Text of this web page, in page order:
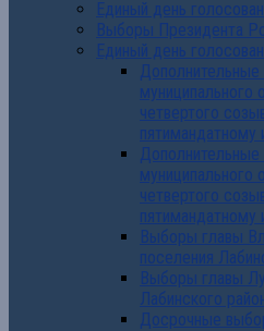
Единый день
Выборы Президента
Единый день
муниципального
четвертого
пятимандатному
муниципального
четвертого
пятимандатному
Выборы главы
поселения
Выборы главы
Лабинского
Досрочные